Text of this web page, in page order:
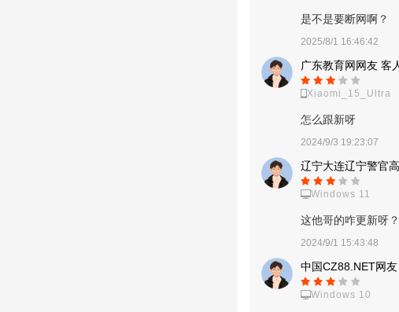
是不是要断网啊？
2025/8/1 16:46:42
广东教育网网友 客
Xiaomi_15_Ultra
怎么跟新呀
2024/9/3 19:23:07
辽宁大连辽宁警官
Windows 11
这他哥的咋更新呀？
2024/9/1 15:43:48
中国CZ88.NET网友
Windows 10